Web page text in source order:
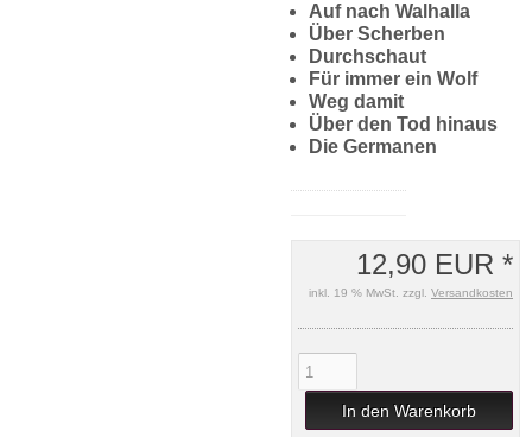
Auf nach Walhalla
Über Scherben
Durchschaut
Für immer ein Wolf
Weg damit
Über den Tod hinaus
Die Germanen
12,90 EUR *
inkl. 19 % MwSt. zzgl. Versandkosten
In den Warenkorb